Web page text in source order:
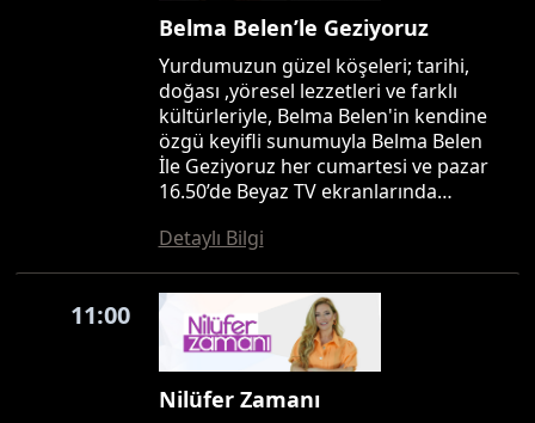
Belma Belen’le Geziyoruz
Yurdumuzun güzel köşeleri; tarihi,
doğası ,yöresel lezzetleri ve farklı
kültürleriyle, Belma Belen'in kendine
özgü keyifli sunumuyla Belma Belen
İle Geziyoruz her cumartesi ve pazar
16.50’de Beyaz TV ekranlarında…
Detaylı Bilgi
11:00
Nilüfer Zamanı